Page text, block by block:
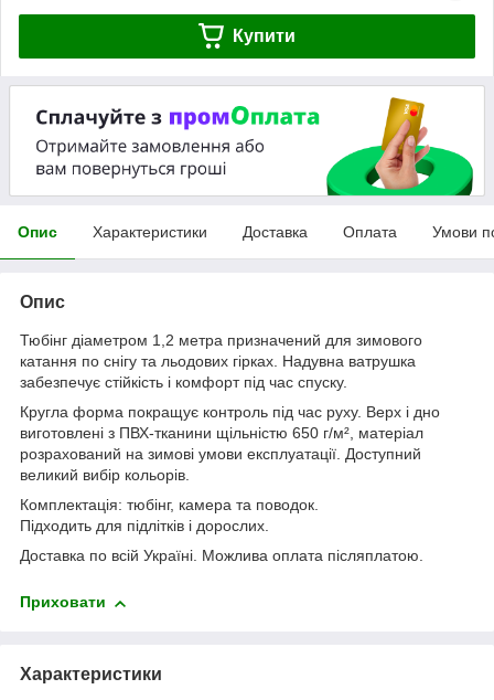
Купити
Опис Характеристики Доставка Оплата Умови
Опис
Тюбінг діаметром 1,2 метра призначений для зимового
катання по снігу та льодових гірках. Надувна ватрушка
забезпечує стійкість і комфорт під час спуску.
Кругла форма покращує контроль під час руху. Верх і дно
виготовлені з ПВХ-тканини щільністю 650 г/м², матеріал
розрахований на зимові умови експлуатації. Доступний
великий вибір кольорів.
Комплектація: тюбінг, камера та поводок.
Підходить для підлітків і дорослих.
Доставка по всій Україні. Можлива оплата післяплатою.
Приховати
Характеристики